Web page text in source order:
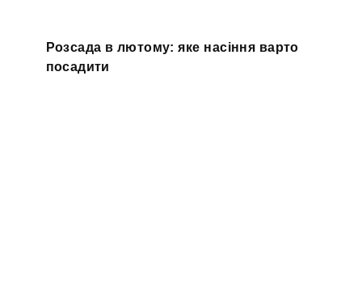
Розсада в лютому: яке насіння варто
посадити